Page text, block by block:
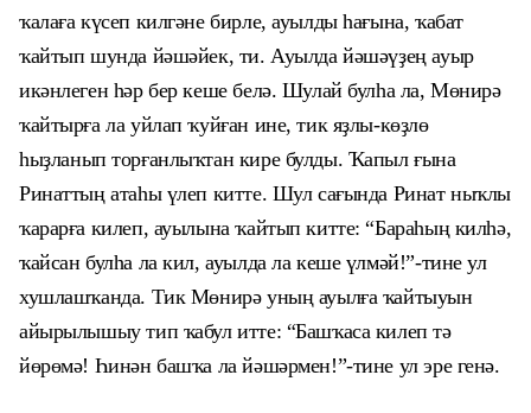
ҡалаға күсеп килгәне бирле, ауылды һағына, ҡабат
ҡайтып шунда йәшәйек, ти. Ауылда йәшәүҙең ауыр
икәнлеген һәр бер кеше белә. Шулай булһа ла, Мөнирә
ҡайтырға ла уйлап ҡуйған ине, тик яҙлы-көҙлө
һыҙланып торғанлыҡтан кире булды. Ҡапыл ғына
Ринаттың атаһы үлеп китте. Шул сағында Ринат ныҡлы
ҡарарға килеп, ауылына ҡайтып китте: “Бараһың килһә,
ҡайсан булһа ла кил, ауылда ла кеше үлмәй!”-тине ул
хушлашҡанда. Тик Мөнирә уның ауылға ҡайтыуын
айырылышыу тип ҡабул итте: “Башҡаса килеп тә
йөрөмә! Һинән башҡа ла йәшәрмен!”-тине ул эре генә.